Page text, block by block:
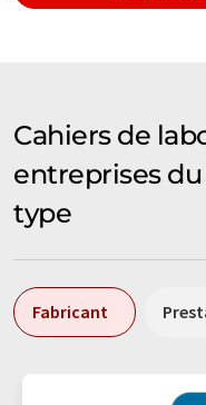
Cahiers de
entreprises
type
Fabricant